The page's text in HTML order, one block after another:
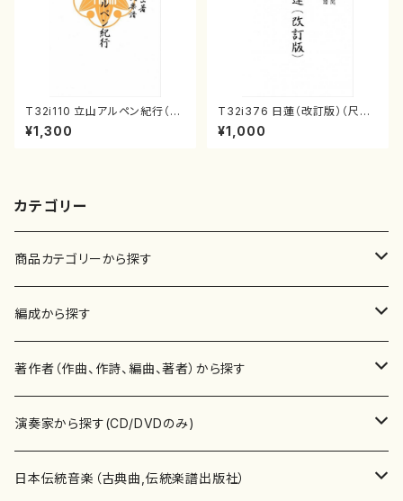
T32i110 立山アルペン紀行（尺
八/初代 石垣征山/尺八/都山式
譜）都山流公刊楽譜曲番:559
¥1,300
T32i376 日蓮（改訂版）（尺八/
宮城道雄/楽譜）都山流公刊楽譜
曲番:2081
¥1,000
カテゴリー
商品カテゴリーから探す
楽譜
書籍
書籍
テキストブック
CD・DVD
チケット
編成から探す
邦楽器
箏・琴（ソロ）
箏・琴（合奏）
合唱
混声合唱
歌・声
著作者（作曲、作詩、編曲、著者）から探す
あ行
青木省三(アオキ ショウゾウ)
か行
演奏家から探す(CD/DVDのみ)
邦楽（箏、三味線、尺八等）演奏家
日本伝統音楽（古典曲,伝統楽譜出版社）